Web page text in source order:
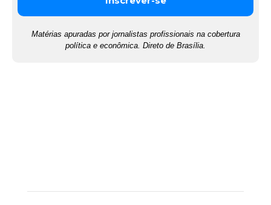
Matérias apuradas por jornalistas profissionais na cobertura
política e econômica. Direto de Brasília.